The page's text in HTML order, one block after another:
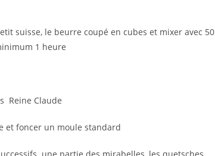
suisse, le beurre coupé en cubes et mixer avec 50
1 heure
Reine Claude
et foncer un moule standard